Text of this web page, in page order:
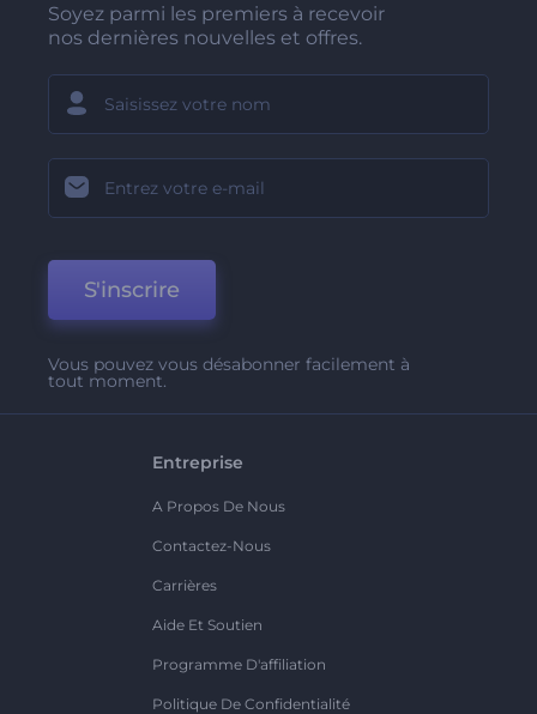
Soyez parmi les premiers à recevoir
nos dernières nouvelles et offres.
S'inscrire
Vous pouvez vous désabonner facilement à
tout moment.
Entreprise
A Propos De Nous
Contactez-Nous
Carrières
Aide Et Soutien
Programme D'affiliation
Politique De Confidentialité